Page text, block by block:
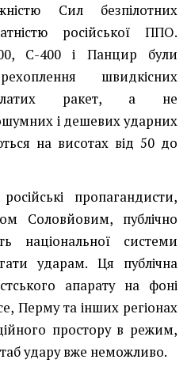
Сил безпілотних
російської ППО.
С-400 і Панцир були
швидкісних
ракет, а не
і дешевих ударних
на висотах від 50 до
пропагандисти,
Соловйовим, публічно
національної системи
ударам. Ця публічна
апарату на фоні
Перму та інших регіонах
простору в режим,
удару вже неможливо.